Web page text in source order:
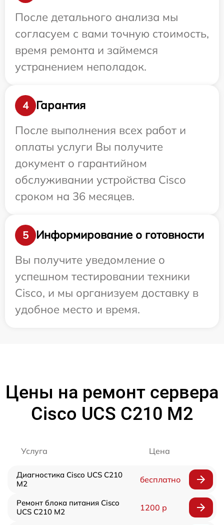
После детального анализа мы
согласуем с вами точную стоимость,
время ремонта и займемся
устранением неполадок.
4
Гарантия
После выполнения всех работ и
оплаты услуги Вы получите
документ о гарантийном
обслуживании устройства Cisco
сроком на 36 месяцев.
5
Информирование о готовности
Вы получите уведомление о
успешном тестировании техники
Cisco, и мы организуем доставку в
удобное место и время.
Цены на ремонт сервера
Cisco UCS C210 M2
Услуга Цена
Диагностика Cisco UCS C210
M2
бесплатно
Ремонт блока питания Cisco
UCS C210 M2
1200 р